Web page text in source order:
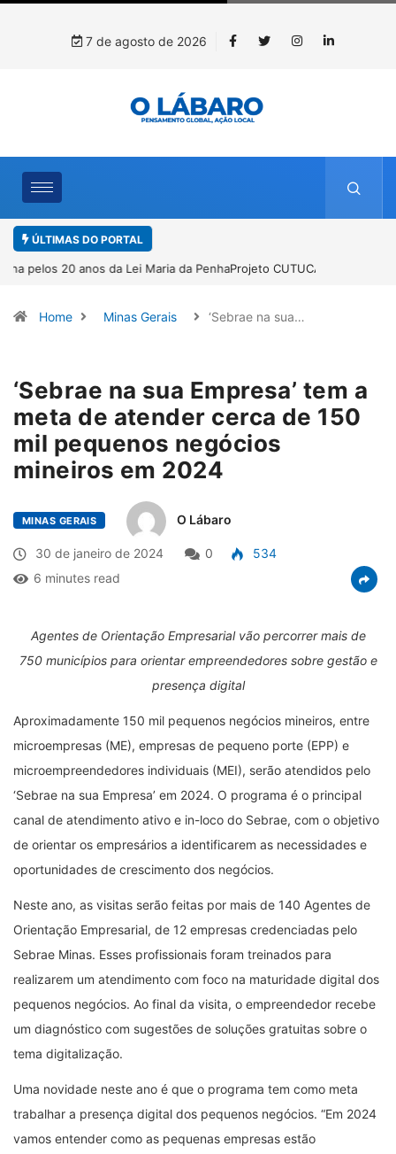
7 de agosto de 2026
ÚLTIMAS DO PORTAL
Projeto CUTUCAR abre nova edição e semeia o futuro
Home Minas Gerais ‘Sebrae na sua…
‘Sebrae na sua Empresa’ tem a
meta de atender cerca de 150
mil pequenos negócios
mineiros em 2024
MINAS GERAIS O Lábaro
30 de janeiro de 2024 0
534
6 minutes read
Agentes de Orientação Empresarial vão percorrer mais de
750 municípios para orientar empreendedores sobre gestão e
presença digital
Aproximadamente 150 mil pequenos negócios mineiros, entre
microempresas (ME), empresas de pequeno porte (EPP) e
microempreendedores individuais (MEI), serão atendidos pelo
‘Sebrae na sua Empresa’ em 2024. O programa é o principal
canal de atendimento ativo e in-loco do Sebrae, com o objetivo
de orientar os empresários a identificarem as necessidades e
oportunidades de crescimento dos negócios.
Neste ano, as visitas serão feitas por mais de 140 Agentes de
Orientação Empresarial, de 12 empresas credenciadas pelo
Sebrae Minas. Esses profissionais foram treinados para
realizarem um atendimento com foco na maturidade digital dos
pequenos negócios. Ao final da visita, o empreendedor recebe
um diagnóstico com sugestões de soluções gratuitas sobre o
tema digitalização.
Uma novidade neste ano é que o programa tem como meta
trabalhar a presença digital dos pequenos negócios. “Em 2024
vamos entender como as pequenas empresas estão